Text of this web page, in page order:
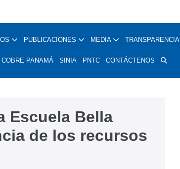
PUBLICACIONES MEDIA TRANSPARENCIA
PANAMÁ SINIA PNTC CONTÁCTENOS
Escuela Bella
de los recursos